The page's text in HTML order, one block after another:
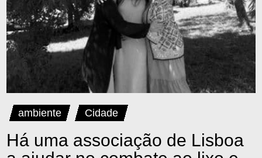
Há uma associação de Lisboa
ambiente Cidade